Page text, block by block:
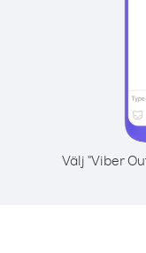
Välj "Viber